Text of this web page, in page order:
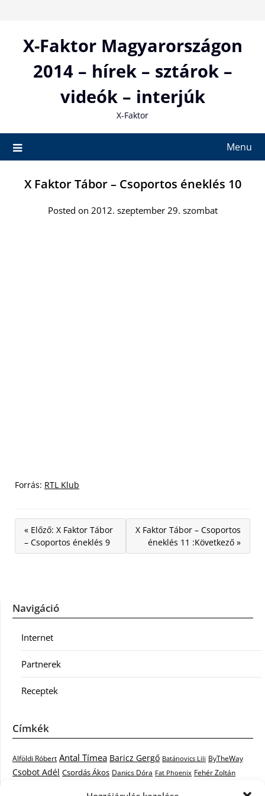
contentX-Faktor Magyarországon
2014 – hírek – sztárok –
videók – interjúk
X-Faktor
Menu
X Faktor Tábor – Csoportos éneklés 10
Posted on 2012. szeptember 29. szombat
Forrás: RTL Klub
« Előző: X Faktor Tábor
– Csoportos éneklés 9
X Faktor Tábor – Csoportos
éneklés 11 :Következő »
Navigáció
Internet
Partnerek
Receptek
Címkék
Alföldi Róbert Antal Tímea Baricz Gergő Batánovics Lili ByTheWay
Csobot Adél Csordás Ákos Danics Dóra Fat Phoenix Fehér Zoltán